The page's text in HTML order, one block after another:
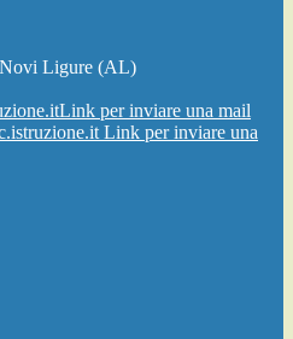
Ligure (AL)
Link per inviare una mail
Link per inviare una